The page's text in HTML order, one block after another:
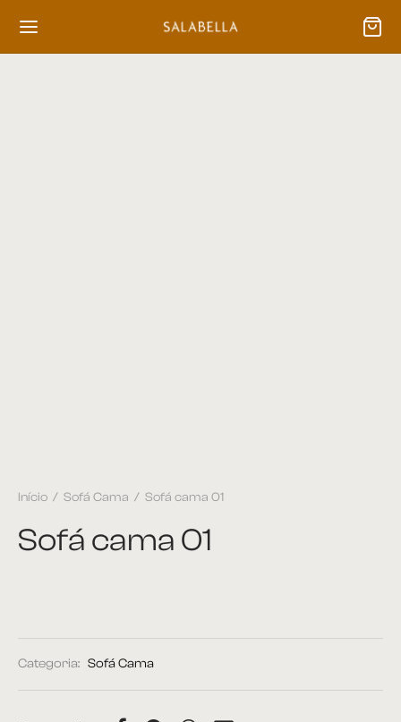
Início / Sofá Cama / Sofá cama 01
Sofá cama 01
Categoria: Sofá Cama